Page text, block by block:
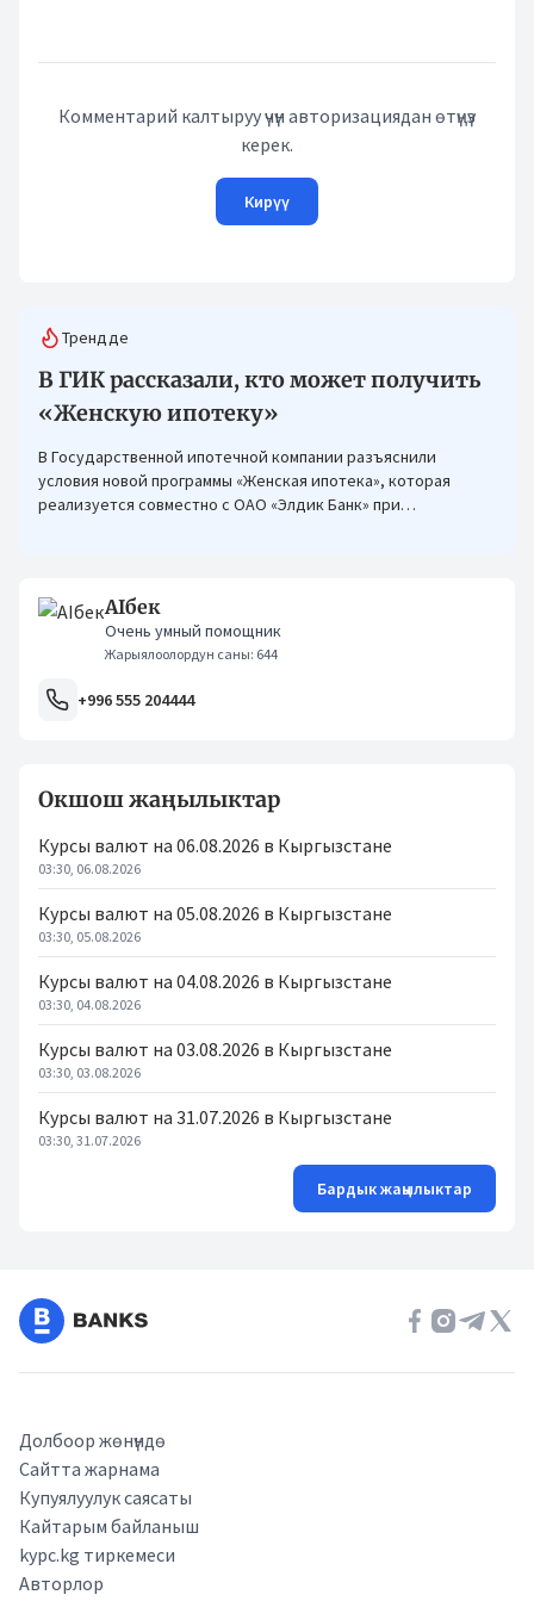
Комментарий калтыруу үчүн авторизациядан өтүңүз
керек.
Кирүү
Трендде
В ГИК рассказали, кто может получить
«Женскую ипотеку»
В Государственной ипотечной компании разъяснили
условия новой программы «Женская ипотека», которая
реализуется совместно с ОАО «Элдик Банк» при
AIбек
Очень умный помощник
Жарыялоолордун саны: 644
+996 555 204444
Окшош жаңылыктар
Курсы валют на 06.08.2026 в Кыргызстане
03:30, 06.08.2026
Курсы валют на 05.08.2026 в Кыргызстане
03:30, 05.08.2026
Курсы валют на 04.08.2026 в Кыргызстане
03:30, 04.08.2026
Курсы валют на 03.08.2026 в Кыргызстане
03:30, 03.08.2026
Курсы валют на 31.07.2026 в Кыргызстане
03:30, 31.07.2026
Бардык жаңылыктар
Долбоор жөнүндө
Сайтта жарнама
Купуялуулук саясаты
Кайтарым байланыш
kypc.kg тиркемеси
Авторлор